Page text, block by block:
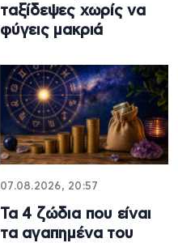
ταξίδεψες χωρίς να
φύγεις μακριά
07.08.2026, 20:57
Τα 4 ζώδια που είναι
τα αγαπημένα του